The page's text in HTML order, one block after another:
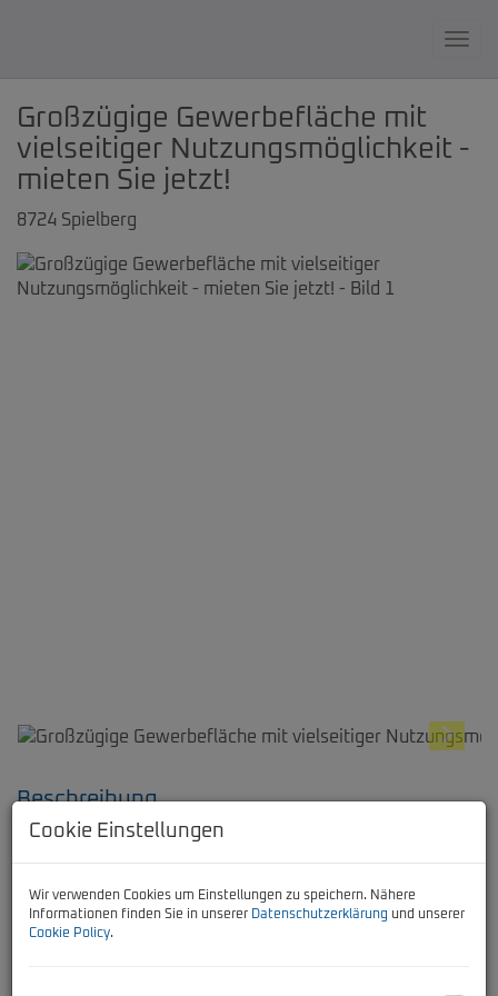
Großzügige Gewerbefläche mit
vielseitiger Nutzungsmöglichkeit -
mieten Sie jetzt!
8724 Spielberg
Beschreibung
freuen uns, Ihnen eine einzigartige Möglichkeit zu bieten,
Ihr Gewerbe in dieser dynamischen Region anzusiedeln.
Cookie Einstellungen
Wir verwenden Cookies um Einstellungen zu speichern. Nähere
Informationen finden Sie in unserer Datenschutzerklärung und unserer
Cookie Policy.